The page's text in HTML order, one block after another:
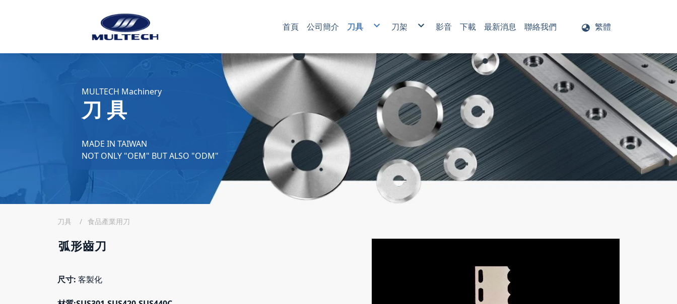
繁體
首頁 公司簡介 刀具
包裝產業用刀
塑膠產業用刀
食品產業用刀
刀架 影音 下載 最新消息 聯絡我們
MULTECH Machinery
刀 具
MADE IN TAIWAN
NOT ONLY "OEM" BUT ALSO "ODM"
弧形齒刀
尺寸: 客製化
刀具 食品產業用刀